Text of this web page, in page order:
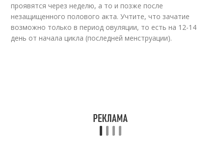
проявятся через неделю, а то и позже после
незащищенного полового акта. Учтите, что зачатие
возможно только в период овуляции, то есть на 12-14
день от начала цикла (последней менструации).